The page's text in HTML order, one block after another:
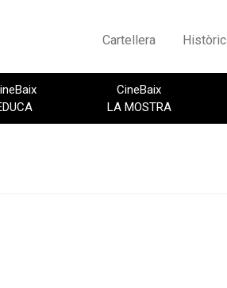
Cartellera Històric
CineBaix
LA MOSTRA